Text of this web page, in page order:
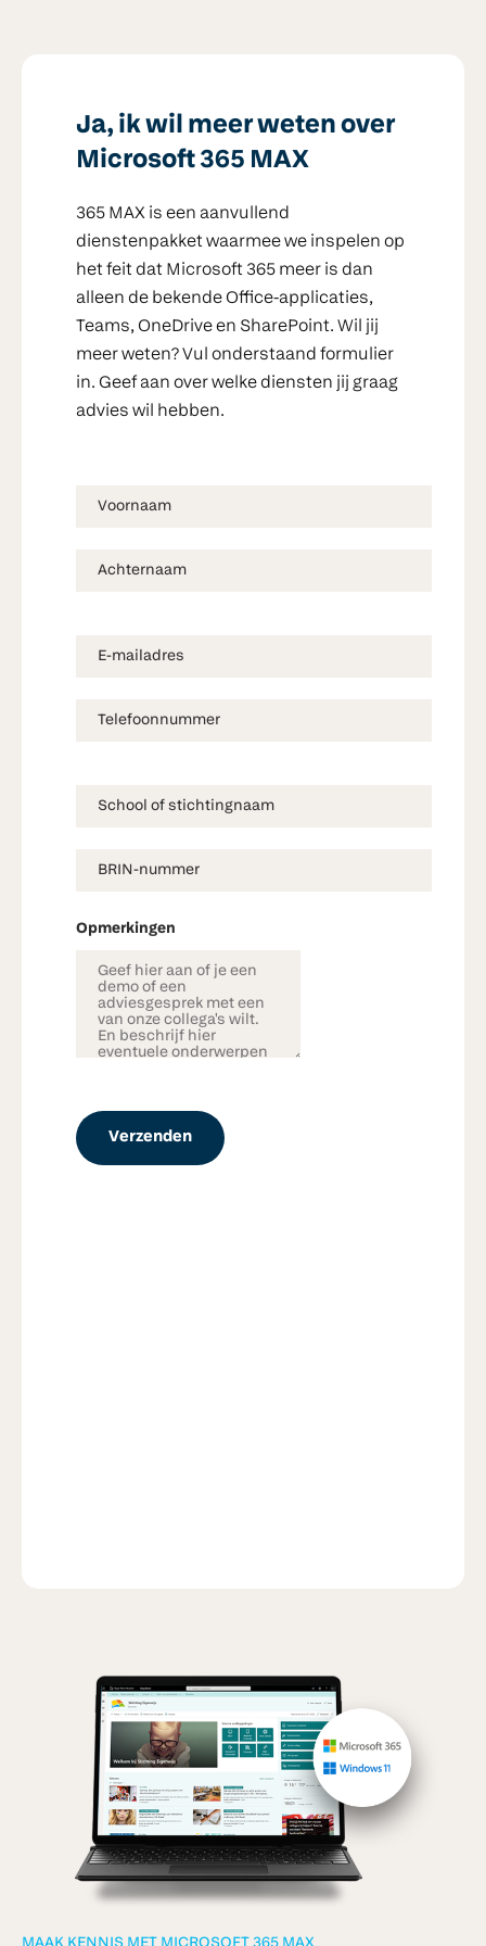
Ja, ik wil meer weten over
Microsoft 365 MAX
365 MAX is een aanvullend
dienstenpakket waarmee we inspelen op
het feit dat Microsoft 365 meer is dan
alleen de bekende Office-applicaties,
Teams, OneDrive en SharePoint. Wil jij
meer weten? Vul onderstaand formulier
in. Geef aan over welke diensten jij graag
advies wil hebben.
Opmerkingen
Verzenden